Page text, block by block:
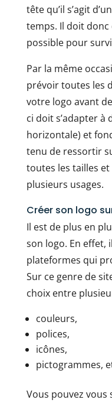
tête qu’il s’agit
temps. Il doit
possible pour
Par la même
prévoir toutes les
votre logo avant
ci doit s’adapter à
horizontale) et
tenu de ressortir
toutes les tailles
plusieurs usages.
Créer son logo
Il est de plus en
son logo. En effet,
plateformes qui
Sur ce genre de
choix entre
couleurs,
polices,
icônes,
pictogrammes,
Vous pouvez vous